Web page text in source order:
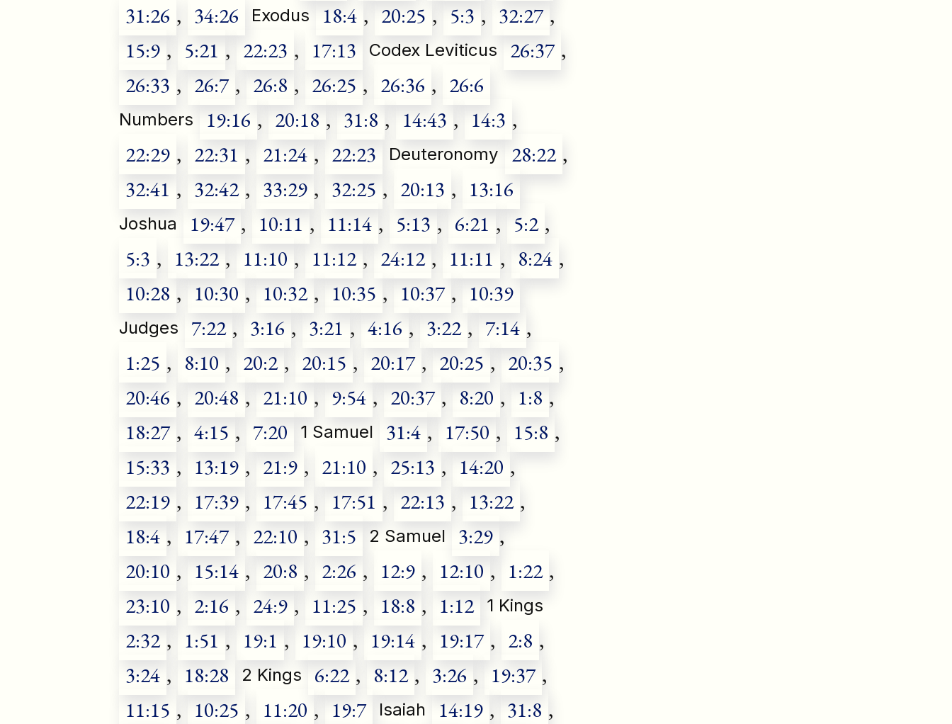
31:26 , 34:26 Exodus 18:4 , 20:25 , 5:3 , 32:27 ,
15:9 , 5:21 , 22:23 , 17:13 Codex Leviticus 26:37 ,
26:33 , 26:7 , 26:8 , 26:25 , 26:36 , 26:6
Numbers 19:16 , 20:18 , 31:8 , 14:43 , 14:3 ,
22:29 , 22:31 , 21:24 , 22:23 Deuteronomy 28:22 ,
32:41 , 32:42 , 33:29 , 32:25 , 20:13 , 13:16
Joshua 19:47 , 10:11 , 11:14 , 5:13 , 6:21 , 5:2 ,
5:3 , 13:22 , 11:10 , 11:12 , 24:12 , 11:11 , 8:24 ,
10:28 , 10:30 , 10:32 , 10:35 , 10:37 , 10:39
Judges 7:22 , 3:16 , 3:21 , 4:16 , 3:22 , 7:14 ,
1:25 , 8:10 , 20:2 , 20:15 , 20:17 , 20:25 , 20:35 ,
20:46 , 20:48 , 21:10 , 9:54 , 20:37 , 8:20 , 1:8 ,
18:27 , 4:15 , 7:20 1 Samuel 31:4 , 17:50 , 15:8 ,
15:33 , 13:19 , 21:9 , 21:10 , 25:13 , 14:20 ,
22:19 , 17:39 , 17:45 , 17:51 , 22:13 , 13:22 ,
18:4 , 17:47 , 22:10 , 31:5 2 Samuel 3:29 ,
20:10 , 15:14 , 20:8 , 2:26 , 12:9 , 12:10 , 1:22 ,
23:10 , 2:16 , 24:9 , 11:25 , 18:8 , 1:12 1 Kings
2:32 , 1:51 , 19:1 , 19:10 , 19:14 , 19:17 , 2:8 ,
3:24 , 18:28 2 Kings 6:22 , 8:12 , 3:26 , 19:37 ,
11:15 , 10:25 , 11:20 , 19:7 Isaiah 14:19 , 31:8 ,